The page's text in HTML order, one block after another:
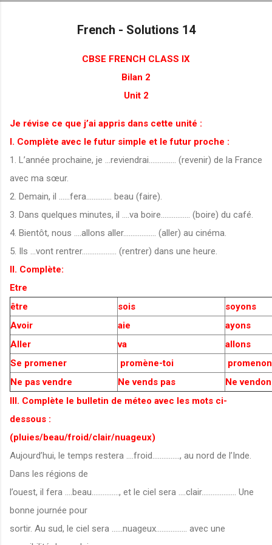
French - Solutions 14
CBSE FRENCH CLASS IX
Bilan 2
Unit 2
Je révise ce que j’ai appris dans cette unité :
I. Complète avec le futur simple et le futur proche :
1. L’année prochaine, je ...reviendrai............... (revenir) de la France
avec ma sœur.
2. Demain, il ......fera.............. beau (faire).
3. Dans quelques minutes, il ....va boire................ (boire) du café.
4. Bientôt, nous ....allons aller.................. (aller) au cinéma.
5. Ils ...vont rentrer................... (rentrer) dans une heure.
II. Complète:
Etre
être
sois
soyons
Avoir
aie
ayons
Aller
va
allons
Se promener
promène-toi
Ne pas vendre
Ne vends pas
Ne
III. Complète le bulletin de méteo avec les mots ci-
dessous :
(pluies/beau/froid/clair/nuageux)
Aujourd’hui, le temps restera ....froid..............., au nord de l’Inde.
Dans les régions de
l’ouest, il fera ....beau..............., et le ciel sera ....clair................... Une
bonne journée pour
sortir. Au sud, le ciel sera ......nuageux................. avec une